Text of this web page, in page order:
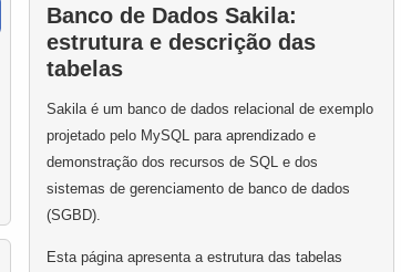
Banco de Dados Sakila:
estrutura e descrição das
tabelas
Sakila é um banco de dados relacional de exemplo
projetado pelo MySQL para aprendizado e
demonstração dos recursos de SQL e dos
sistemas de gerenciamento de banco de dados
(SGBD).
Esta página apresenta a estrutura das tabelas